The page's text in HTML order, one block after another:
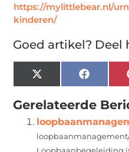
https://mylittlebear.nl/
kinderen/
Goed artikel? Deel
X
(Twitter)
Gerelateerde